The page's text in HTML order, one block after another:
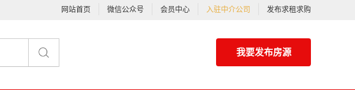
网站首页 微信公众号 会员中心 入驻中介公司 发布求租求购
我要发布房源